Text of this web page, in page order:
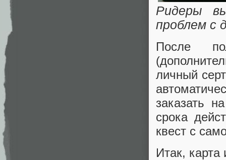
Ридеры
проблем с
После
личный
заказать
срока
квест с
Итак,